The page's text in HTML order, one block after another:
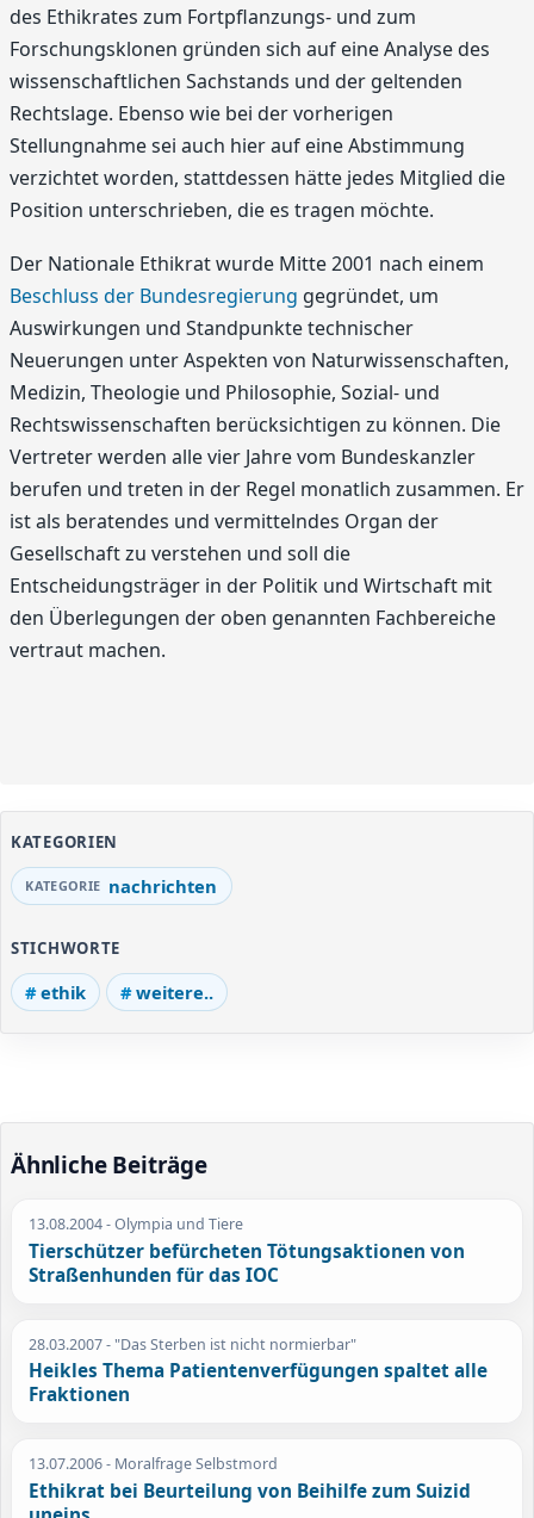
des Ethikrates zum Fortpflanzungs- und zum
Forschungsklonen gründen sich auf eine Analyse des
wissenschaftlichen Sachstands und der geltenden
Rechtslage. Ebenso wie bei der vorherigen
Stellungnahme sei auch hier auf eine Abstimmung
verzichtet worden, stattdessen hätte jedes Mitglied die
Position unterschrieben, die es tragen möchte.
Der Nationale Ethikrat wurde Mitte 2001 nach einem
Beschluss der Bundesregierung gegründet, um
Auswirkungen und Standpunkte technischer
Neuerungen unter Aspekten von Naturwissenschaften,
Medizin, Theologie und Philosophie, Sozial- und
Rechtswissenschaften berücksichtigen zu können. Die
Vertreter werden alle vier Jahre vom Bundeskanzler
berufen und treten in der Regel monatlich zusammen. Er
ist als beratendes und vermittelndes Organ der
Gesellschaft zu verstehen und soll die
Entscheidungsträger in der Politik und Wirtschaft mit
den Überlegungen der oben genannten Fachbereiche
vertraut machen.
KATEGORIEN
nachrichten
STICHWORTE
ethik weitere..
Ähnliche Beiträge
13.08.2004- Olympia und Tiere
Tierschützer befürcheten Tötungsaktionen von
Straßenhunden für das IOC
28.03.2007- "Das Sterben ist nicht normierbar"
Heikles Thema Patientenverfügungen spaltet alle
Fraktionen
13.07.2006- Moralfrage Selbstmord
Ethikrat bei Beurteilung von Beihilfe zum Suizid